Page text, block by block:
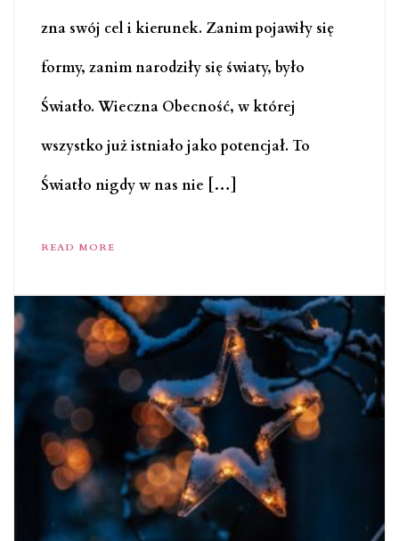
zna swój cel i kierunek. Zanim pojawiły się
formy, zanim narodziły się światy, było
Światło. Wieczna Obecność, w której
wszystko już istniało jako potencjał. To
Światło nigdy w nas nie […]
READ MORE